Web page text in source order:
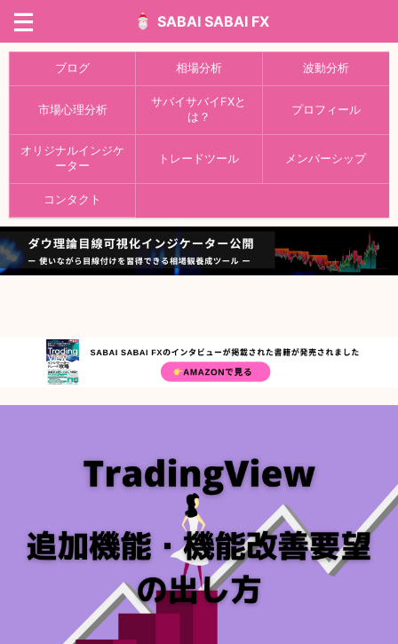
SABAI SABAI FX
ブログ 相場分析 波動分析
市場心理分析
サバイサバイFXと
は？
プロフィール
オリジナルインジケ
ーター
トレードツール メンバーシップ
コンタクト